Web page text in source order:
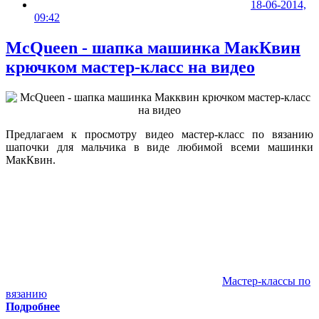
18-06-2014,
09:42
McQueen - шапка машинка МакКвин
крючком мастер-класс на видео
Предлагаем к просмотру видео мастер-класс по вязанию
шапочки для мальчика в виде любимой всеми машинки
МакКвин.
Мастер-классы по
вязанию
Подробнее